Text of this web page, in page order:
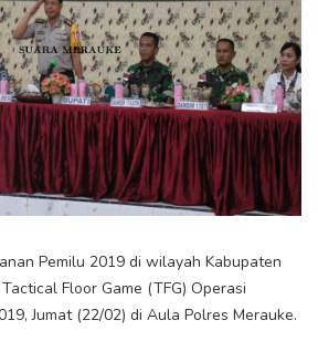
Pemilu 2019 di wilayah Kabupaten
Floor Game (TFG) Operasi
Jumat (22/02) di Aula Polres Merauke.